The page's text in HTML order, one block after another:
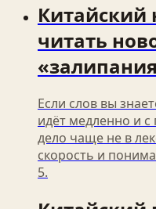
Китайский
читать
Если слов вы
идёт медленно и
дело чаще не в
скорость и
5.